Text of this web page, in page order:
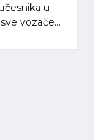
u
vozače...